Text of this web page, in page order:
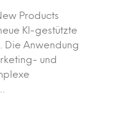
Products
KI-gestützte
Die Anwendung
und